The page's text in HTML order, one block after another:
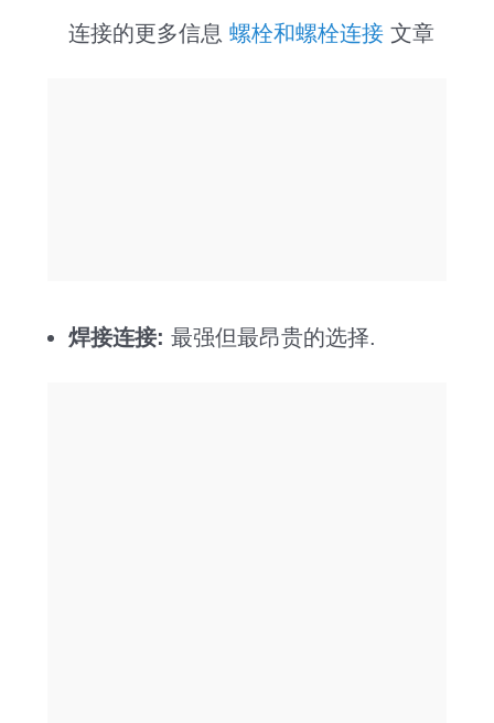
连接的更多信息螺栓和螺栓连接 文章
焊接连接:最强但最昂贵的选择.